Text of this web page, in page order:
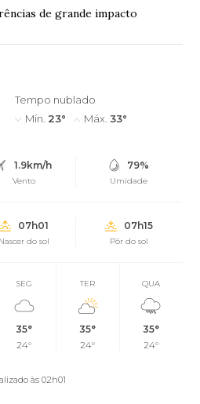
de grande impacto
Tempo nublado
Mín. 23° Máx. 33°
1.9km/h
Vento
79%
Umidade
07h01
Nascer do sol
07h15
Pôr do sol
SEG
35°
24°
TER
35°
24°
QUA
35°
24°
às 02h01